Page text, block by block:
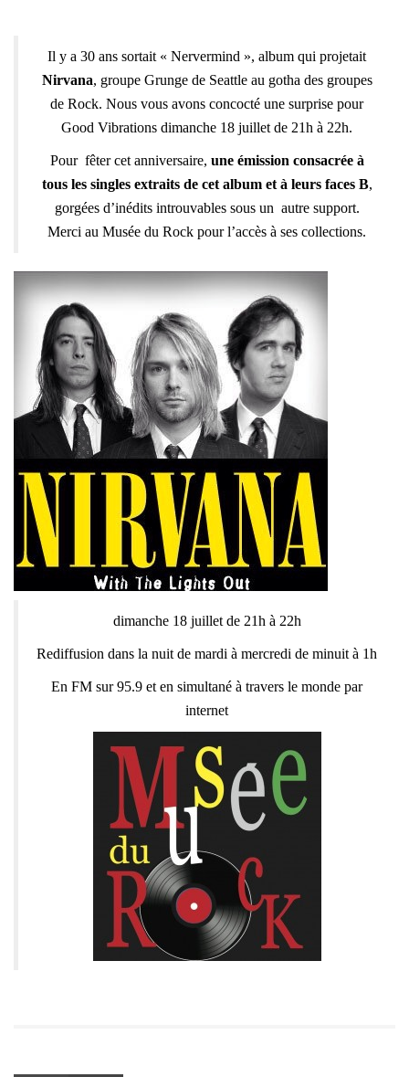
Il y a 30 ans sortait « Nervermind », album qui projetait
Nirvana, groupe Grunge de Seattle au gotha des groupes
de Rock. Nous vous avons concocté une surprise pour
Good Vibrations dimanche 18 juillet de 21h à 22h.
Pour fêter cet anniversaire, une émission consacrée à
tous les singles extraits de cet album et à leurs faces B,
gorgées d’inédits introuvables sous un autre support.
Merci au Musée du Rock pour l’accès à ses collections.
dimanche 18 juillet de 21h à 22h
Rediffusion dans la nuit de mardi à mercredi de minuit à 1h
En FM sur 95.9 et en simultané à travers le monde par
internet